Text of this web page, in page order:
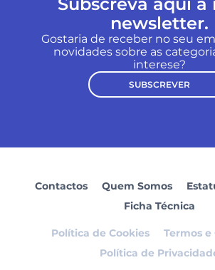
newsletter.
Gostaria de receber no seu
novidades sobre as
interese?
SUBSCREVER
Contactos Quem Somos
Ficha Técnica
Política de Cookies
Termos e
Política de